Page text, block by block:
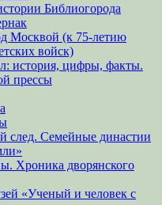
Библиогорода
Москвой (к 75-летию
войск)
история, цифры, факты.
прессы
след. Семейные династии
Хроника дворянского
«Ученый и человек с